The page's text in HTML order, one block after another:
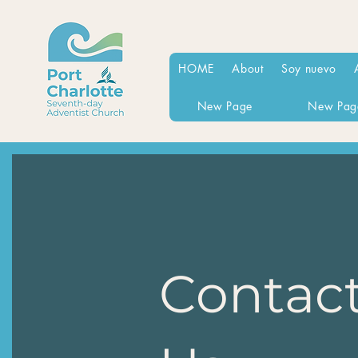
HOME About Soy nuevo
New Page New